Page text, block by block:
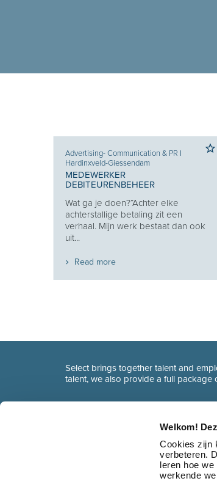
Welkom!
Cookies zijn
verbeteren.
leren hoe
werkende
Advertising- Communication & PR I
Hardinxveld-Giessendam
MEDEWERKER
DEBITEURENBEHEER
Wat ga je doen?“Achter elke
achterstallige betaling zit een
verhaal. Mijn werk bestaat dan ook
uit...
Read more
Select brings together talent and
talent, we also provide a full package